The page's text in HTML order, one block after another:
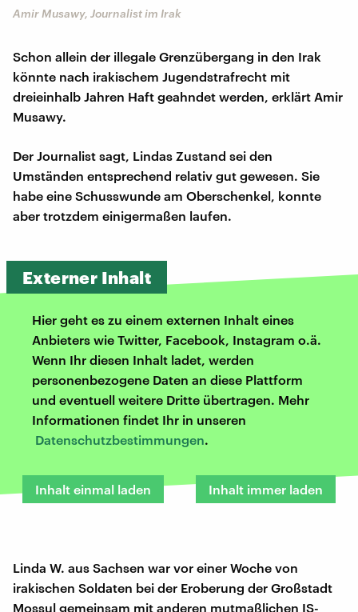
Amir Musawy, Journalist im Irak
Schon allein der illegale Grenzübergang in den Irak
könnte nach irakischem Jugendstrafrecht mit
dreieinhalb Jahren Haft geahndet werden, erklärt Amir
Musawy.
Der Journalist sagt, Lindas Zustand sei den
Umständen entsprechend relativ gut gewesen. Sie
habe eine Schusswunde am Oberschenkel, konnte
aber trotzdem einigermaßen laufen.
Externer Inhalt
Hier geht es zu einem externen Inhalt eines
Anbieters wie Twitter, Facebook, Instagram o.ä.
Wenn Ihr diesen Inhalt ladet, werden
personenbezogene Daten an diese Plattform
und eventuell weitere Dritte übertragen. Mehr
Informationen findet Ihr in unseren
Datenschutzbestimmungen.
Inhalt einmal laden Inhalt immer laden
Linda W. aus Sachsen war vor einer Woche von
irakischen Soldaten bei der Eroberung der Großstadt
Mossul gemeinsam mit anderen mutmaßlichen IS-